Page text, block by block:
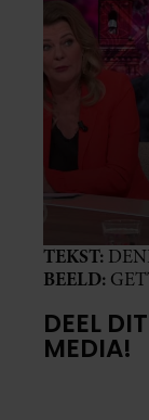
TEKST:
BEELD:
DEEL
MEDIA!